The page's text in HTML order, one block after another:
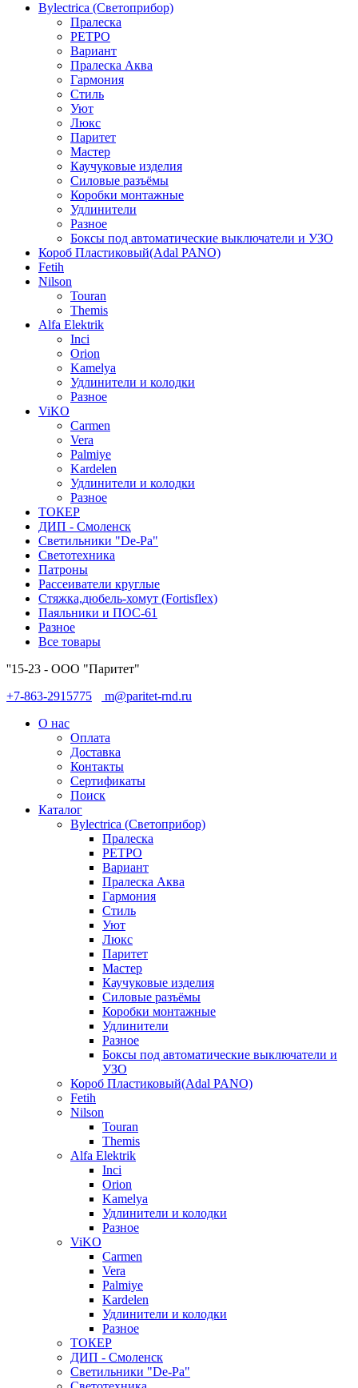
Bylectrica (Светоприбор)
Пралеска
РЕТРО
Вариант
Пралеска Аква
Гармония
Стиль
Уют
Люкс
Паритет
Мастер
Каучуковые изделия
Силовые разъёмы
Коробки монтажные
Удлинители
Разное
Боксы под автоматические выключатели и УЗО
Короб Пластиковый(Adal PANO)
Fetih
Nilson
Touran
Themis
Alfa Elektrik
Inci
Orion
Kamelya
Удлинители и колодки
Разное
ViKO
Carmen
Vera
Palmiye
Kardelen
Удлинители и колодки
Разное
ТОКЕР
ДИП - Смоленск
Светильники "De-Pa"
Светотехника
Патроны
Рассеиватели круглые
Стяжка,дюбель-хомут (Fortisflex)
Паяльники и ПОС-61
Разное
Все товары
''15-23 - ООО "Паритет"
+7-863-2915775
m@paritet-rnd.ru
О нас
Оплата
Доставка
Контакты
Сертификаты
Поиск
Каталог
Bylectrica (Светоприбор)
Пралеска
РЕТРО
Вариант
Пралеска Аква
Гармония
Стиль
Уют
Люкс
Паритет
Мастер
Каучуковые изделия
Силовые разъёмы
Коробки монтажные
Удлинители
Разное
Боксы под автоматические выключатели и
УЗО
Короб Пластиковый(Adal PANO)
Fetih
Nilson
Touran
Themis
Alfa Elektrik
Inci
Orion
Kamelya
Удлинители и колодки
Разное
ViKO
Carmen
Vera
Palmiye
Kardelen
Удлинители и колодки
Разное
ТОКЕР
ДИП - Смоленск
Светильники "De-Pa"